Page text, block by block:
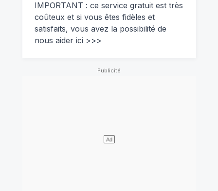
IMPORTANT : ce service gratuit est très
coûteux et si vous êtes fidèles et
satisfaits, vous avez la possibilité de
nous aider ici >>>